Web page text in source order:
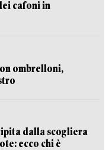
cafoni in
ombrelloni,
dalla scogliera
ecco chi è